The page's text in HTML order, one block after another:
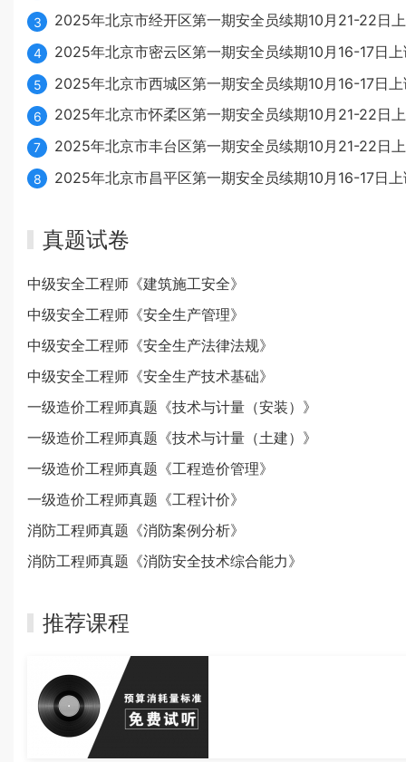
3 2025年北京市经开区第一期安全员续期10月21-22日
4 2025年北京市密云区第一期安全员续期10月16-17日
5 2025年北京市西城区第一期安全员续期10月16-17日
6 2025年北京市怀柔区第一期安全员续期10月21-22日
7 2025年北京市丰台区第一期安全员续期10月21-22日
8 2025年北京市昌平区第一期安全员续期10月16-17日
真题试卷
中级安全工程师《建筑施工安全》
中级安全工程师《安全生产管理》
中级安全工程师《安全生产法律法规》
中级安全工程师《安全生产技术基础》
一级造价工程师真题《技术与计量（安装）》
一级造价工程师真题《技术与计量（土建）》
一级造价工程师真题《工程造价管理》
一级造价工程师真题《工程计价》
消防工程师真题《消防案例分析》
消防工程师真题《消防安全技术综合能力》
推荐课程